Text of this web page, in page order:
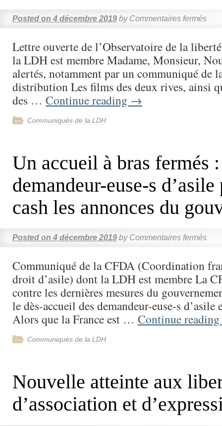
Posted on 4 décembre 2019 by Commentaires fermés
Lettre ouverte de l’Observatoire de la
la LDH est membre Madame, Monsieur,
alertés, notamment par un communiqué de
distribution Les films des deux rives, ainsi
des … Continue reading →
Communiqués de la LDH
Un accueil à bras fermés
demandeur-euse-s d’asile
cash les annonces du
Posted on 4 décembre 2019 by Commentaires fermés
Communiqué de la CFDA (Coordination
droit d’asile) dont la LDH est membre La
contre les dernières mesures du
le dès-accueil des demandeur-euse-s d’asile
Alors que la France est … Continue reading
Communiqués de la LDH
Nouvelle atteinte aux
d’association et